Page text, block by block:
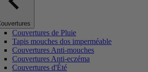
Couvertures de Pluie
Tapis mouches dos imperméable
Couvertures Anti-mouches
Couvertures Anti-eczéma
Couvertures d'Été